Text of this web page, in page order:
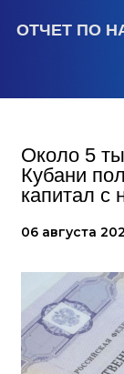
ОТЧЕТ ПО
Около 5
Кубани
капитал с
06 августа